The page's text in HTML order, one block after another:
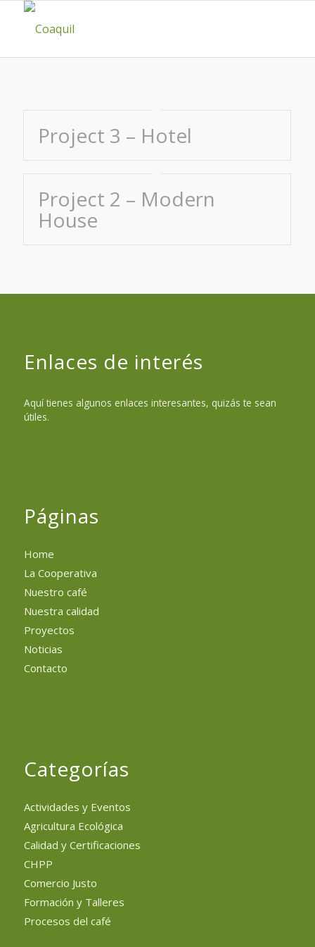
Project 3 – Hotel
Project 2 – Modern
House
Enlaces de interés
Aquí tienes algunos enlaces interesantes, quizás te sean
útiles.
Páginas
Home
La Cooperativa
Nuestro café
Nuestra calidad
Proyectos
Noticias
Contacto
Categorías
Actividades y Eventos
Agricultura Ecológica
Calidad y Certificaciones
CHPP
Comercio Justo
Formación y Talleres
Procesos del café